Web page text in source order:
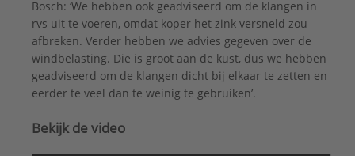
Bosch: ‘We hebben ook geadviseerd om de klangen in
rvs uit te voeren, omdat koper het zink versneld zou
afbreken. Verder hebben we advies gegeven over de
windbelasting. Die is groot aan de kust, dus we hebben
geadviseerd om de klangen dicht bij elkaar te zetten en
eerder te veel dan te weinig te gebruiken’.
Bekijk de video